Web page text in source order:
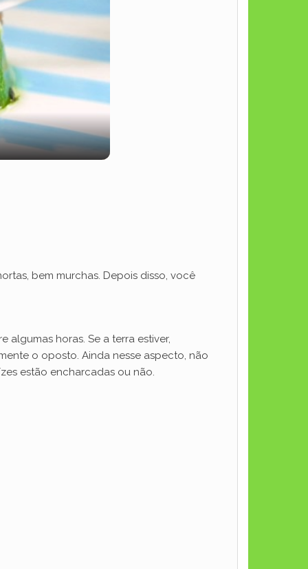
bem murchas. Depois disso, você
algumas horas. Se a terra estiver,
o oposto. Ainda nesse aspecto, não
estão encharcadas ou não.